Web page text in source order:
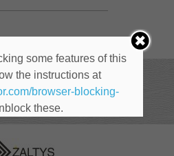
some features of this
the instructions at
browser-blocking-
these.